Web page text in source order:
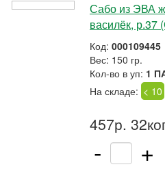
Сабо из ЭВА
василёк, р.37
Код: 000109445
Вес: 150 гр.
Кол-во в уп: 1
На складе: < 10
457р.
- +